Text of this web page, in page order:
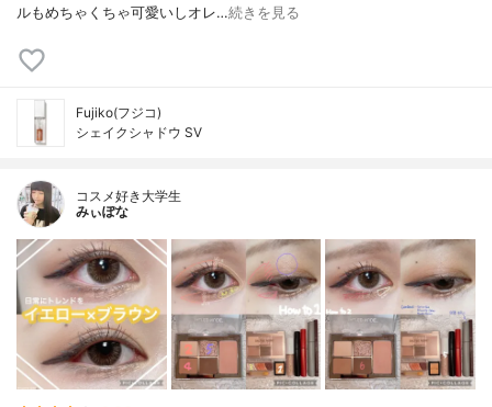
ルもめちゃくちゃ可愛いしオレ…続きを見る
Fujiko(フジコ)
シェイクシャドウ SV
コスメ好き大学生
みぃぽな